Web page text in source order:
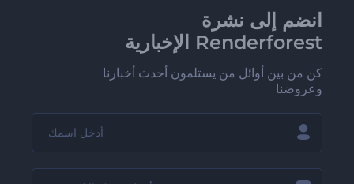
انضم إلى نشرة
Renderforest الإخبارية
كن من بين أوائل من يستلمون أحدث أخبارنا
وعروضنا